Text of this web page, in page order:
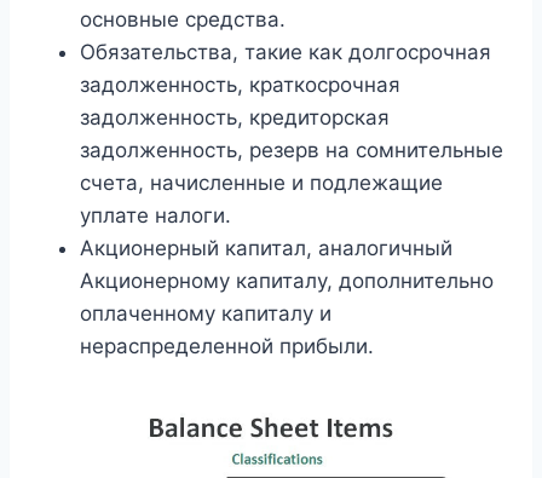
основные средства.
Обязательства, такие как долгосрочная
задолженность, краткосрочная
задолженность, кредиторская
задолженность, резерв на сомнительные
счета, начисленные и подлежащие
уплате налоги.
Акционерный капитал, аналогичный
Акционерному капиталу, дополнительно
оплаченному капиталу и
нераспределенной прибыли.